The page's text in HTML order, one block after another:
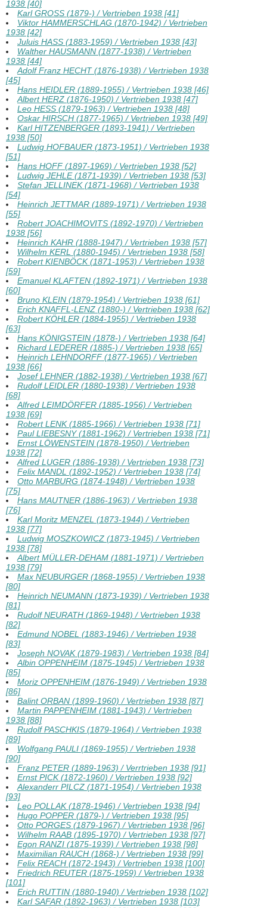
1938 [40]
Karl GROSS (1879-) / Vertrieben 1938 [41]
Viktor HAMMERSCHLAG (1870-1942) / Vertrieben
1938 [42]
Juluis HASS (1883-1959) / Vertrieben 1938 [43]
Walther HAUSMANN (1877-1938) / Vertrieben
1938 [44]
Adolf Franz HECHT (1876-1938) / Vertrieben 1938
[45]
Hans HEIDLER (1889-1955) / Vertrieben 1938 [46]
Albert HERZ (1876-1950) / Vertrieben 1938 [47]
Leo HESS (1879-1963) / Vertrieben 1938 [48]
Oskar HIRSCH (1877-1965) / Vertrieben 1938 [49]
Karl HITZENBERGER (1893-1941) / Vertrieben
1938 [50]
Ludwig HOFBAUER (1873-1951) / Vertrieben 1938
[51]
Hans HOFF (1897-1969) / Vertrieben 1938 [52]
Ludwig JEHLE (1871-1939) / Vertrieben 1938 [53]
Stefan JELLINEK (1871-1968) / Vertrieben 1938
[54]
Heinrich JETTMAR (1889-1971) / Vertrieben 1938
[55]
Robert JOACHIMOVITS (1892-1970) / Vertrieben
1938 [56]
Heinrich KAHR (1888-1947) / Vertrieben 1938 [57]
Wilhelm KERL (1880-1945) / Vertrieben 1938 [58]
Robert KIENBÖCK (1871-1953) / Vertrieben 1938
[59]
Emanuel KLAFTEN (1892-1971) / Vertrieben 1938
[60]
Bruno KLEIN (1879-1954) / Vertrieben 1938 [61]
Erich KNAFFL-LENZ (1880-) / Vertrieben 1938 [62]
Robert KÖHLER (1884-1955) / Vertrieben 1938
[63]
Hans KÖNIGSTEIN (1878-) / Vertrieben 1938 [64]
Richard LEDERER (1885-) / Vertrieben 1938 [65]
Heinrich LEHNDORFF (1877-1965) / Vertrieben
1938 [66]
Josef LEHNER (1882-1938) / Vertrieben 1938 [67]
Rudolf LEIDLER (1880-1938) / Vertrieben 1938
[68]
Alfred LEIMDÖRFER (1885-1956) / Vertrieben
1938 [69]
Robert LENK (1885-1966) / Vertrieben 1938 [71]
Paul LIEBESNY (1881-1962) / Vertrieben 1938 [71]
Ernst LÖWENSTEIN (1878-1950) / Vertrieben
1938 [72]
Alfred LUGER (1886-1938) / Vertrieben 1938 [73]
Felix MANDL (1892-1952) / Vertrieben 1938 [74]
Otto MARBURG (1874-1948) / Vertrieben 1938
[75]
Hans MAUTNER (1886-1963) / Vertrieben 1938
[76]
Karl Moritz MENZEL (1873-1944) / Vertrieben
1938 [77]
Ludwig MOSZKOWICZ (1873-1945) / Vertrieben
1938 [78]
Albert MÜLLER-DEHAM (1881-1971) / Vertrieben
1938 [79]
Max NEUBURGER (1868-1955) / Vertrieben 1938
[80]
Heinrich NEUMANN (1873-1939) / Vertrieben 1938
[81]
Rudolf NEURATH (1869-1948) / Vertrieben 1938
[82]
Edmund NOBEL (1883-1946) / Vertrieben 1938
[83]
Joseph NOVAK (1879-1983) / Vertrieben 1938 [84]
Albin OPPENHEIM (1875-1945) / Vertrieben 1938
[85]
Moriz OPPENHEIM (1876-1949) / Vertrieben 1938
[86]
Balint ORBAN (1899-1960) / Vertrieben 1938 [87]
Martin PAPPENHEIM (1881-1943) / Vertrieben
1938 [88]
Rudolf PASCHKIS (1879-1964) / Vertrieben 1938
[89]
Wolfgang PAULI (1869-1955) / Vertrieben 1938
[90]
Franz PETER (1889-1963) / Verrtrieben 1938 [91]
Ernst PICK (1872-1960) / Vertrieben 1938 [92]
Alexanderr PILCZ (1871-1954) / Vertrieben 1938
[93]
Leo POLLAK (1878-1946) / Vertrieben 1938 [94]
Hugo POPPER (1879-) / Vertrieben 1938 [95]
Otto PORGES (1879-1967) / Vertrieben 1938 [96]
Wilhelm RAAB (1895-1970) / Vertrieben 1938 [97]
Egon RANZI (1875-1939) / Vertrieben 1938 [98]
Maximilian RAUCH (1868-) / Vertrieben 1938 [99]
Felix REACH (1872-1943) / Vertrieben 1938 [100]
Friedrich REUTER (1875-1959) / Vertrieben 1938
[101]
Erich RUTTIN (1880-1940) / Vertrieben 1938 [102]
Karl SAFAR (1892-1963) / Vertrieben 1938 [103]